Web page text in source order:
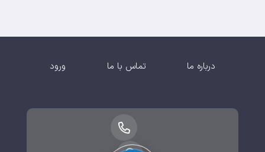
درباره ما تماس با ما ورود